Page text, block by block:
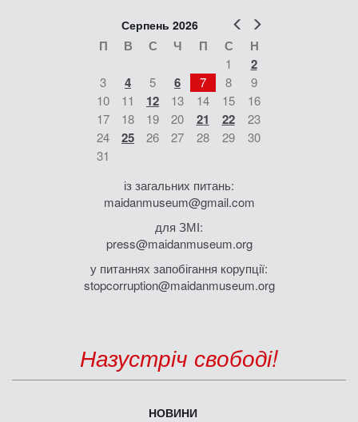
Попер
Серпень 2026
П В С Ч П С Н
1 2
3 4 5 6 7 8
9
10
11 12 13 14 15
16
17
18 19 20 21 22
23
24
25 26 27 28 29
30
31
із загальних питань:
maidanmuseum@gmail.com
для ЗМІ:
press@maidanmuseum.org
у питаннях запобігання корупції:
stopcorruption@maidanmuseum.org
Назустріч свободі!
НОВИНИ